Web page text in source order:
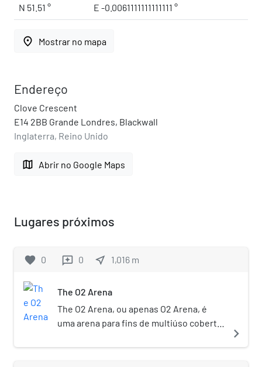
N 51.51 ° E -0.0061111111111111 °
place Mostrar no mapa
Endereço
Clove Crescent
E14 2BB Grande Londres, Blackwall
Inglaterra, Reino Unido
map Abrir no Google Maps
Lugares próximos
favorite 0 reviews 0 near_me 1,016 m
The O2 Arena
The O2 Arena, ou apenas O2 Arena, é
uma arena para fins de multiúso coberta,
localizada no centro do The O2, um
navigate_next